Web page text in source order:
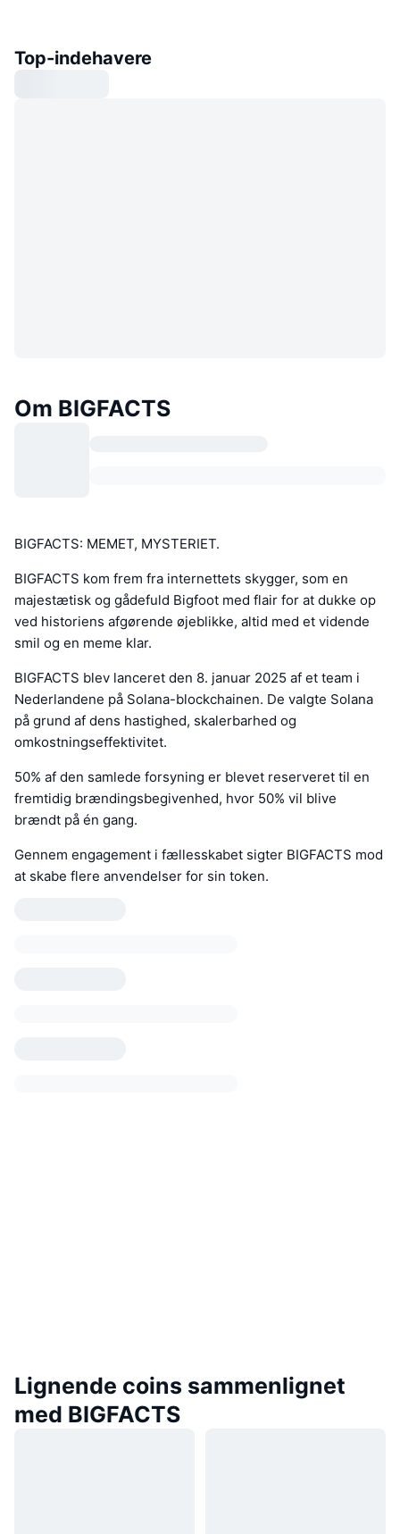
Top-indehavere
Om BIGFACTS
BIGFACTS: MEMET, MYSTERIET.
BIGFACTS kom frem fra internettets skygger, som en
majestætisk og gådefuld Bigfoot med flair for at dukke op
ved historiens afgørende øjeblikke, altid med et vidende
smil og en meme klar.
BIGFACTS blev lanceret den 8. januar 2025 af et team i
Nederlandene på Solana-blockchainen. De valgte Solana
på grund af dens hastighed, skalerbarhed og
omkostningseffektivitet.
50% af den samlede forsyning er blevet reserveret til en
fremtidig brændingsbegivenhed, hvor 50% vil blive
brændt på én gang.
Gennem engagement i fællesskabet sigter BIGFACTS mod
at skabe flere anvendelser for sin token.
Lignende coins sammenlignet
med BIGFACTS